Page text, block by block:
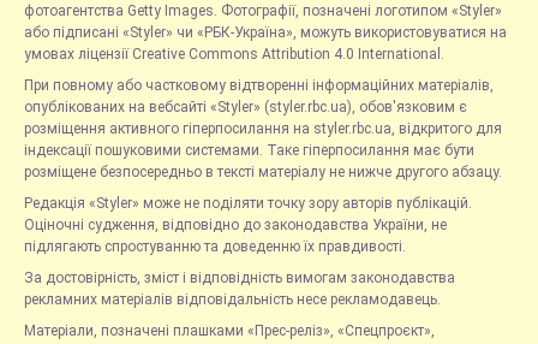
фотоагентства Getty Images. Фотографії, позначені логотипом «Styler»
або підписані «Styler» чи «РБК-Україна», можуть використовуватися на
умовах ліцензії Creative Commons Attribution 4.0 International.
При повному або частковому відтворенні інформаційних матеріалів,
опублікованих на вебсайті «Styler» (styler.rbc.ua), обов'язковим є
розміщення активного гіперпосилання на styler.rbc.ua, відкритого для
індексації пошуковими системами. Таке гіперпосилання має бути
розміщене безпосередньо в тексті матеріалу не нижче другого абзацу.
Редакція «Styler» може не поділяти точку зору авторів публікацій.
Оціночні судження, відповідно до законодавства України, не
підлягають спростуванню та доведенню їх правдивості.
За достовірність, зміст і відповідність вимогам законодавства
рекламних матеріалів відповідальність несе рекламодавець.
Матеріали, позначені плашками «Прес-реліз», «Спецпроєкт»,